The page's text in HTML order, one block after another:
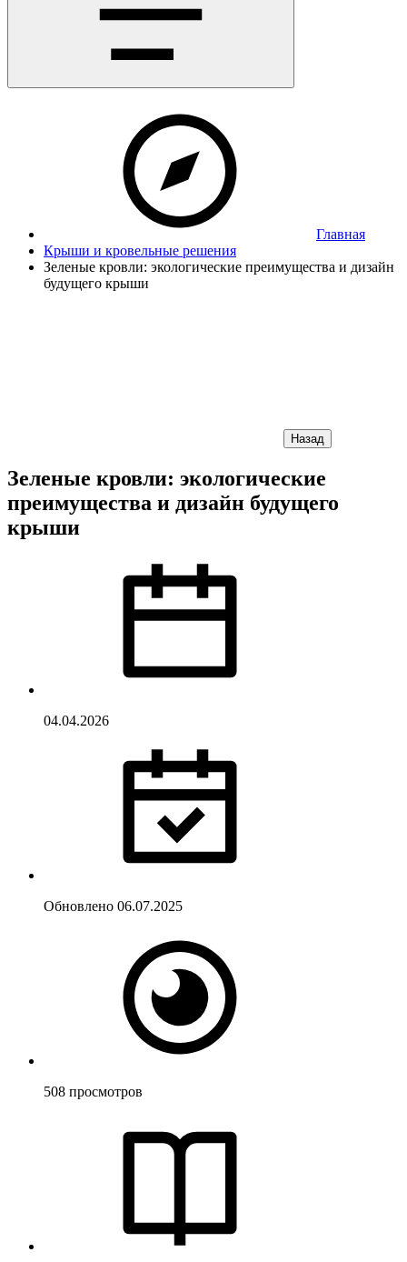
Главная
Крыши и кровельные решения
Зеленые кровли: экологические преимущества и дизайн
будущего крыши
Назад
Зеленые кровли: экологические
преимущества и дизайн будущего
крыши
04.04.2026
Обновлено 06.07.2025
508 просмотров